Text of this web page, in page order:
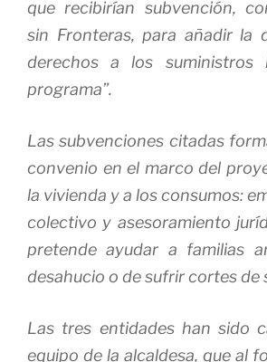
que recibirían subvención,
sin Fronteras, para añadir la
derechos a los suministros
programa”.
Las subvenciones citadas
convenio en el marco del
la vivienda y a los consumos:
colectivo y asesoramiento
pretende ayudar a familias
desahucio o de sufrir cortes de
Las tres entidades han sido
equipo de la alcaldesa, que al